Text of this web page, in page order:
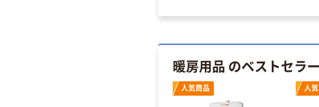
暖房用品 のベストセラ
人気商品 人